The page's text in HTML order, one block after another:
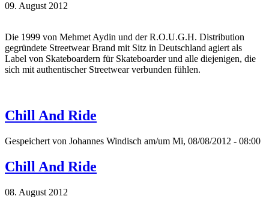
09. August 2012
Die 1999 von Mehmet Aydin und der R.O.U.G.H. Distribution
gegründete Streetwear Brand mit Sitz in Deutschland agiert als
Label von Skateboardern für Skateboarder und alle diejenigen, die
sich mit authentischer Streetwear verbunden fühlen.
Chill And Ride
Gespeichert von Johannes Windisch am/um Mi, 08/08/2012 - 08:00
Chill And Ride
08. August 2012